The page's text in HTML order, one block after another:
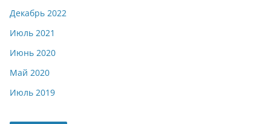
Декабрь 2022
Июль 2021
Июнь 2020
Май 2020
Июль 2019